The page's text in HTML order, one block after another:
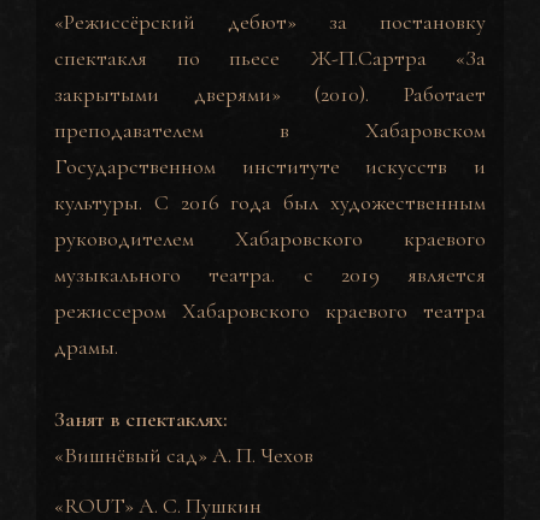
«Режиссёрский дебют» за постановку
спектакля по пьесе Ж-П.Сартра «За
закрытыми дверями» (2010). Работает
преподавателем в Хабаровском
Государственном институте искусств и
культуры. С 2016 года был художественным
руководителем Хабаровского краевого
музыкального театра. c 2019 является
режиссером Хабаровского краевого театра
драмы.
Занят в спектаклях:
«Вишнёвый сад» А. П. Чехов
«ROUT» А. С. Пушкин